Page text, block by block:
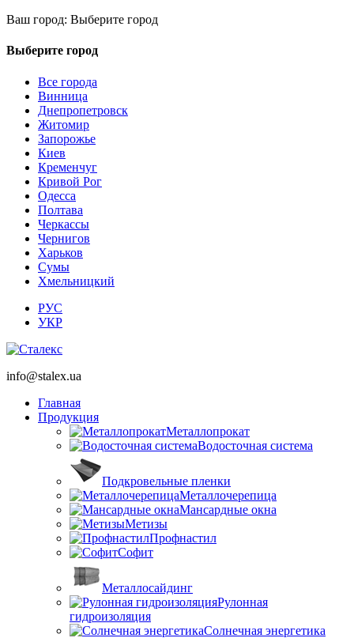
Ваш город: Выберите город
Выберите город
Все города
Винница
Днепропетровск
Житомир
Запорожье
Киев
Кременчуг
Кривой Рог
Одесса
Полтава
Черкассы
Чернигов
Харьков
Сумы
Хмельницкий
РУС
УКР
info@stalex.ua
Главная
Продукция
Металлопрокат
Водосточная система
Подкровельные пленки
Металлочерепица
Мансардные окна
Метизы
Профнастил
Софит
Металлосайдинг
Рулонная
гидроизоляция
Солнечная энергетика